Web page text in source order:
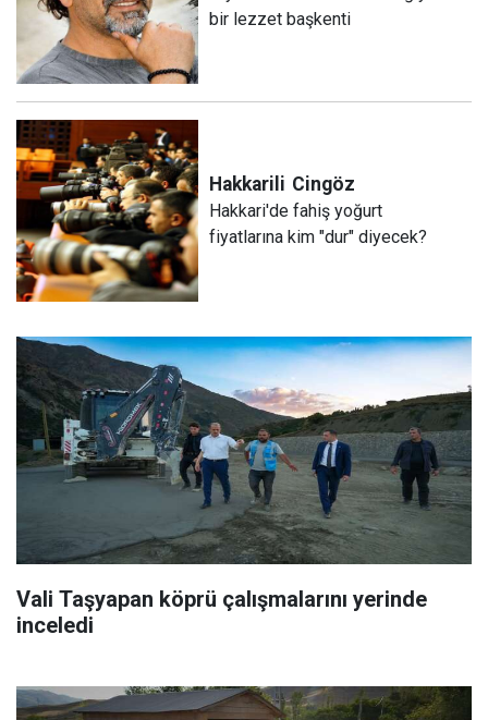
bir lezzet başkenti
Hakkarili Cingöz
Hakkari'de fahiş yoğurt
fiyatlarına kim "dur" diyecek?
Vali Taşyapan köprü çalışmalarını yerinde
inceledi